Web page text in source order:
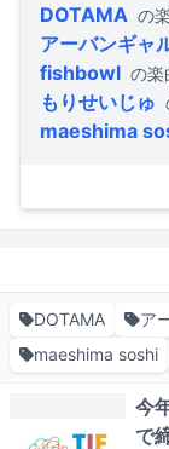
DOTAMA の
アーバンギャ
fishbowl の楽
もりせいじゅ
maeshima
DOTAMA ア
maeshima soshi
今
で